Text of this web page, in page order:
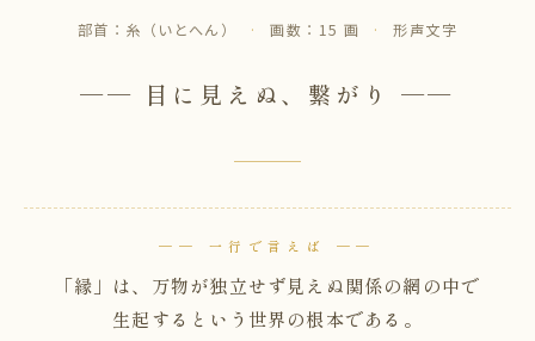
部首：糸（いとへん） · 画数：15 画 · 形声文字
── 目に見えぬ、繋がり ──
── 一行で言えば ──
「縁」は、万物が独立せず見えぬ関係の網の中で
生起するという世界の根本である。